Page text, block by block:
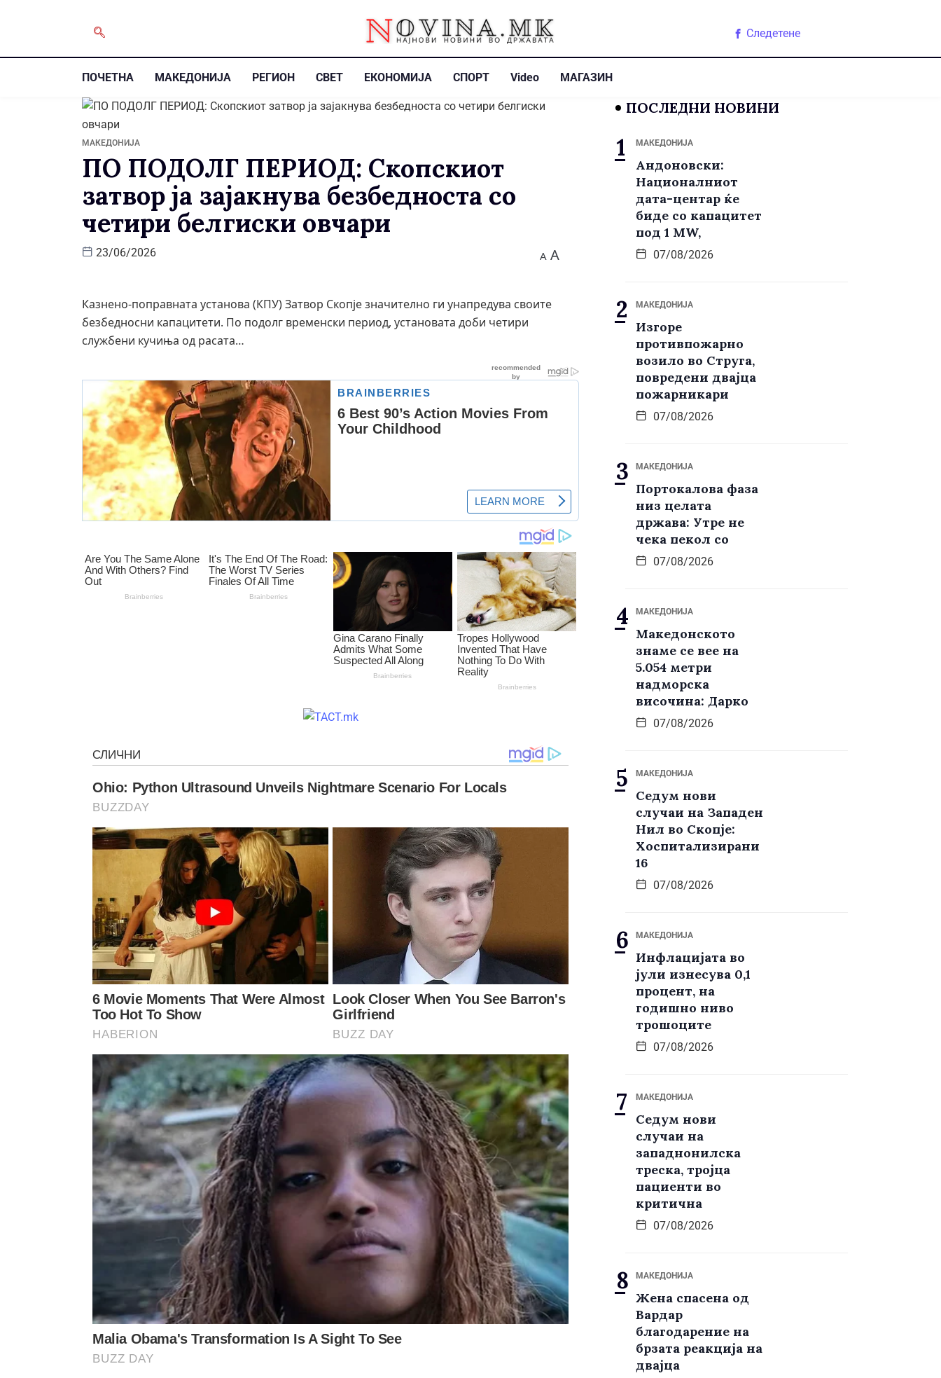
Следетене
ПОЧЕТНА МАКЕДОНИЈА РЕГИОН СВЕТ ЕКОНОМИЈА СПОРТ Video МАГАЗИН
МАКЕДОНИЈА
ПО ПОДОЛГ ПЕРИОД: Скопскиот
затвор ја зајакнува безбедноста со
четири белгиски овчари
23/06/2026 A A
Казнено-поправната установа (КПУ) Затвор Скопје значително ги унапредува своите
безбедносни капацитети. По подолг временски период, установата доби четири
службени кучиња од расата…
ПОСЛЕДНИ НОВИНИ
МАКЕДОНИЈА
Андоновски:
Националниот
дата-центар ќе
биде со капацитет
под 1 MW,
07/08/2026
МАКЕДОНИЈА
Изгоре
противпожарно
возило во Струга,
повредени двајца
пожарникари
07/08/2026
МАКЕДОНИЈА
Портокалова фаза
низ целата
држава: Утре не
чека пекол со
07/08/2026
МАКЕДОНИЈА
Македонското
знаме се вее на
5.054 метри
надморска
височина: Дарко
07/08/2026
МАКЕДОНИЈА
Седум нови
случаи на Западен
Нил во Скопје:
Хоспитализирани
16
07/08/2026
МАКЕДОНИЈА
Инфлацијата во
јули изнесува 0,1
процент, на
годишно ниво
трошоците
07/08/2026
МАКЕДОНИЈА
Седум нови
случаи на
западнонилска
треска, тројца
пациенти во
критична
07/08/2026
МАКЕДОНИЈА
Жена спасена од
Вардар
благодарение на
брзата реакција на
двајца